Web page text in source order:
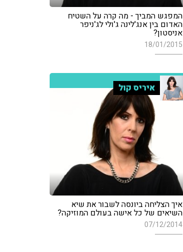
המפגש המביך - מה קרה על השטיח
האדום בין אנג'לינה ג'ולי לג'ניפר
אניסטון?
18/01/2015
איריס קול
איך הצליחה ביונסה לשבור את שיא
השיאים של כל אישה בעולם המוזיקה?
07/12/2014